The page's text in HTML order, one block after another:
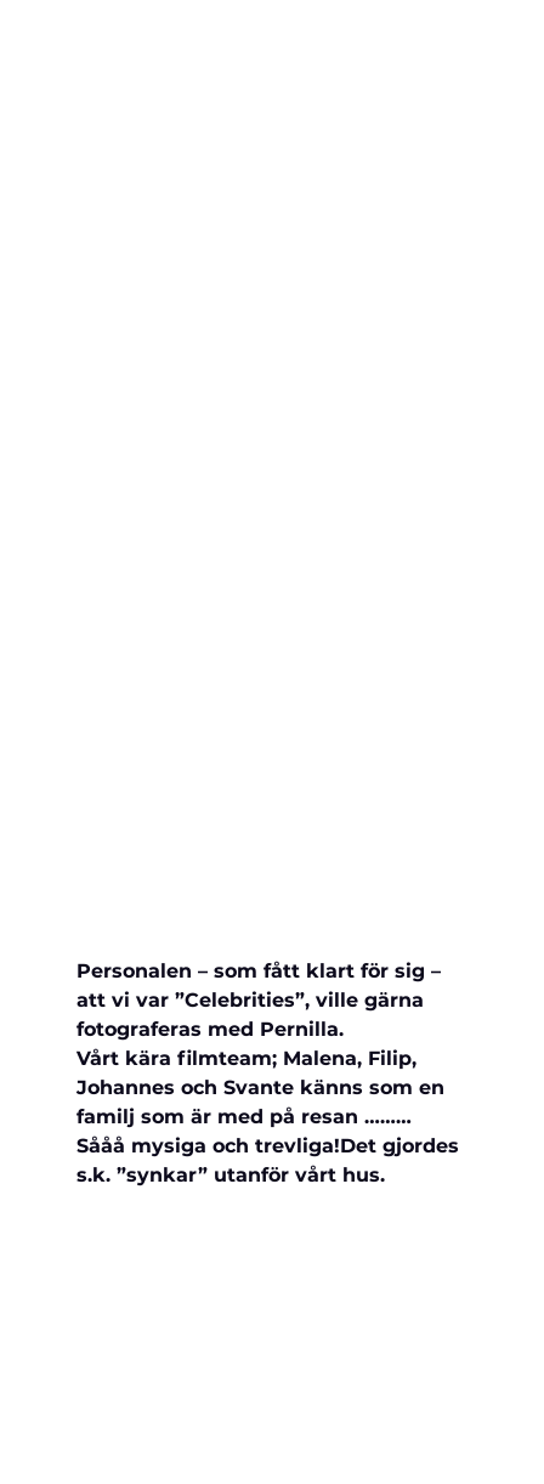
Personalen – som fått klart för sig –
att vi var ”Celebrities”, ville gärna
fotograferas med Pernilla.
Vårt kära filmteam; Malena, Filip,
Johannes och Svante känns som en
familj som är med på resan ………
Sååå mysiga och trevliga!Det gjordes
s.k. ”synkar” utanför vårt hus.